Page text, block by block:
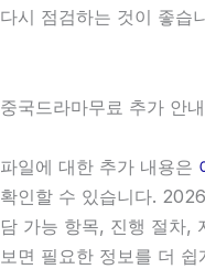
다시 점검하는 것이 좋습
중국드라마무료 추가 안
파일에 대한 추가 내용은
확인할 수 있습니다.
담 가능 항목, 진행 절차,
보면 필요한 정보를 더